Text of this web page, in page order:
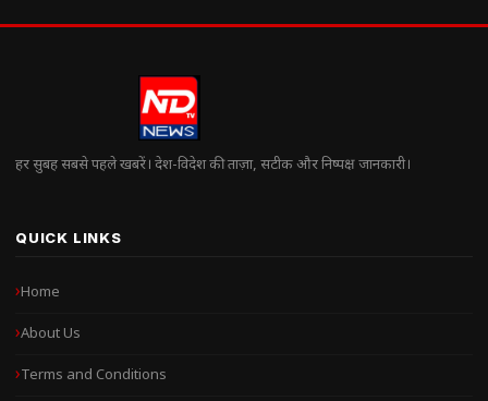
हर सुबह सबसे पहले खबरें। देश-विदेश की ताज़ा, सटीक और निष्पक्ष जानकारी।
QUICK LINKS
Home
About Us
Terms and Conditions